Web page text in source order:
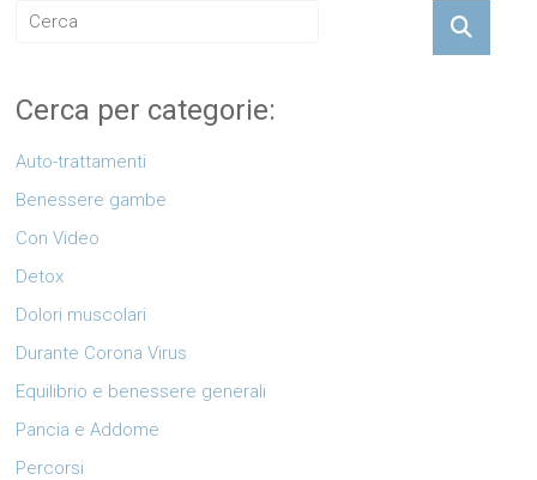
Cerca per categorie:
Auto-trattamenti
Benessere gambe
Con Video
Detox
Dolori muscolari
Durante Corona Virus
Equilibrio e benessere generali
Pancia e Addome
Percorsi